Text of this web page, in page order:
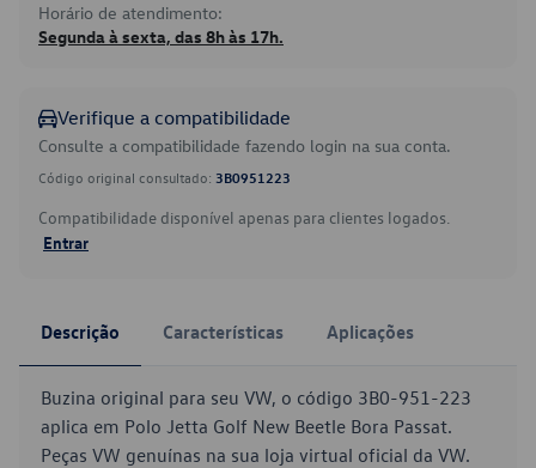
Horário de atendimento:
Segunda à sexta, das 8h às 17h.
Verifique a compatibilidade
Consulte a compatibilidade fazendo login na sua conta.
Código original consultado: 3B0951223
Compatibilidade disponível apenas para clientes logados.
Entrar
Descrição Características Aplicações
Buzina original para seu VW, o código 3B0-951-223
aplica em Polo Jetta Golf New Beetle Bora Passat.
Peças VW genuínas na sua loja virtual oficial da VW.